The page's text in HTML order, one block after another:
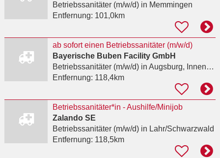
Betriebssanitäter (m/w/d)in Memmingen
Entfernung: 101,0km
ab sofort einen Betriebssanitäter (m/w/d)
Bayerische Buben Facility GmbH
Betriebssanitäter (m/w/d)in Augsburg, Innenstadt
Entfernung: 118,4km
Betriebssanitäter*in - Aushilfe/Minijob
Zalando SE
Betriebssanitäter (m/w/d)in Lahr/Schwarzwald
Entfernung: 118,5km